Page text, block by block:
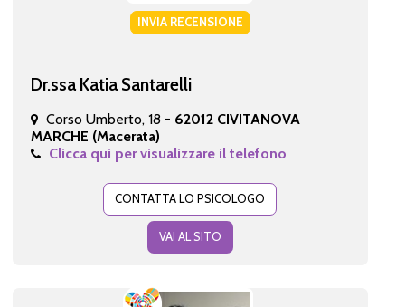
INVIA RECENSIONE
Dr.ssa Katia Santarelli
Corso Umberto, 18 - 62012 CIVITANOVA
MARCHE (Macerata)
Clicca qui per visualizzare il telefono
CONTATTA LO PSICOLOGO
VAI AL SITO